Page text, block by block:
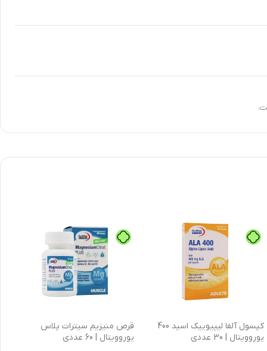
کپسول آلفا لیپیوییک اسید 400
یوروویتال | 30 عددی
قرص منیزیم سیترات پلاس
یوروویتال | 60 عددی